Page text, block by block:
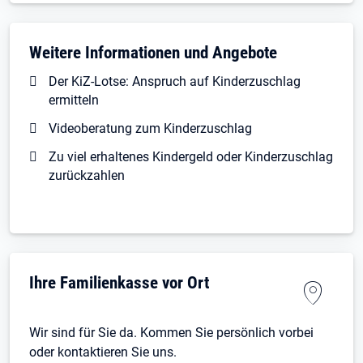
Weitere Informationen und Angebote
Der KiZ-Lotse: Anspruch auf Kinderzuschlag
ermitteln
Videoberatung zum Kinderzuschlag
Zu viel erhaltenes Kindergeld oder Kinderzuschlag
zurückzahlen
Ihre Familienkasse vor Ort
Wir sind für Sie da. Kommen Sie persönlich vorbei
oder kontaktieren Sie uns.